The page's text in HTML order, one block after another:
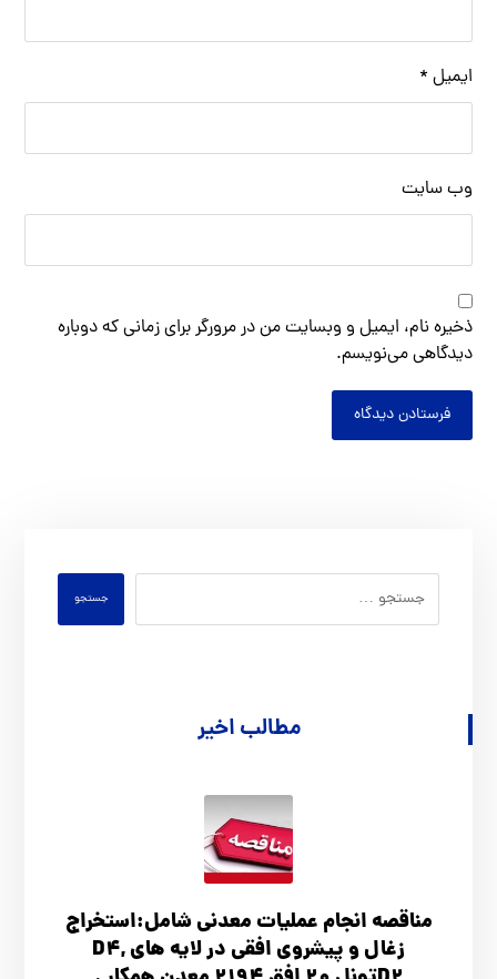
ایمیل *
وب‌ سایت
ذخیره نام، ایمیل و وبسایت من در مرورگر برای زمانی که دوباره
دیدگاهی می‌نویسم.
فرستادن دیدگاه
جستجو
مطالب اخیر
مناقصه انجام عملیات معدنی شامل:استخراج
زغال و پیشروی افقی در لایه های D4,